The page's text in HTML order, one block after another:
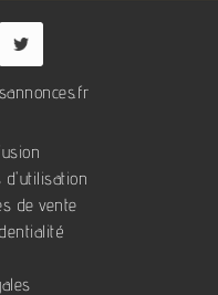
d'utilisation
de vente